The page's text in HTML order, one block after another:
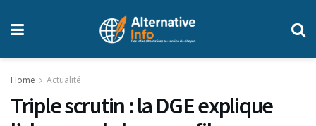
Home Actualité
Triple scrutin : la DGE explique